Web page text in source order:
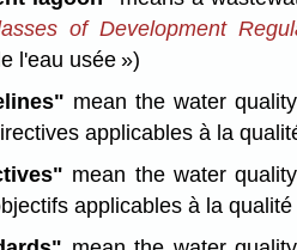
of Development
l'eau usée »)
mean the water
applicables à la
mean the water
applicables à la qualité